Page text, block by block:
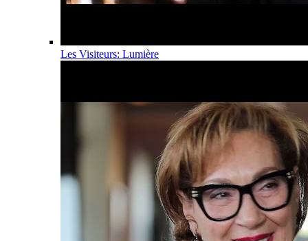
Les Visiteurs: Lumière